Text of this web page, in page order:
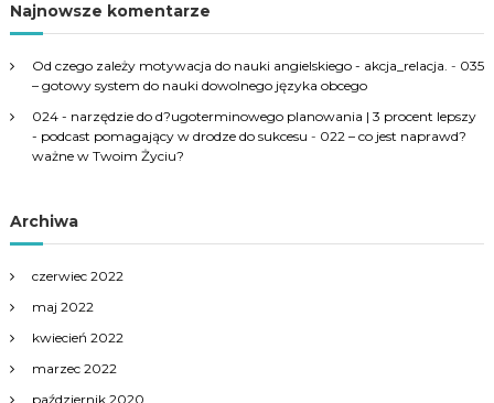
Najnowsze komentarze
Od czego zależy motywacja do nauki angielskiego - akcja_relacja. - 035
– gotowy system do nauki dowolnego języka obcego
024 - narzędzie do d?ugoterminowego planowania | 3 procent lepszy
- podcast pomagający w drodze do sukcesu - 022 – co jest naprawd?
ważne w Twoim Życiu?
Archiwa
czerwiec 2022
maj 2022
kwiecień 2022
marzec 2022
październik 2020